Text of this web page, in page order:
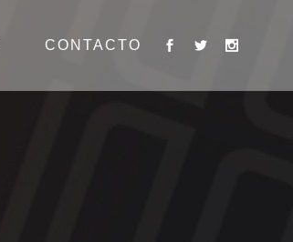
CONTACTO